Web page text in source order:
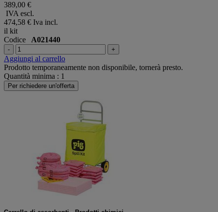
389,00 €
IVA escl.
474,58 € Iva incl.
il kit
Codice A021440
- +
Aggiungi al carrello
Prodotto temporaneamente non disponibile, tornerà presto.
Quantità minima : 1
Per richiedere un'offerta